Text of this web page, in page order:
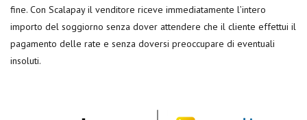
fine. Con Scalapay il venditore riceve immediatamente l’intero
importo del soggiorno senza dover attendere che il cliente effettui il
pagamento delle rate e senza doversi preoccupare di eventuali
insoluti.